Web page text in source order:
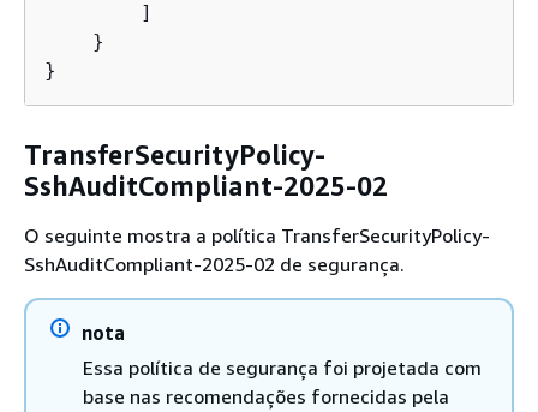
        ]
    }
}
TransferSecurityPolicy-
SshAuditCompliant-2025-02
O seguinte mostra a política TransferSecurityPolicy-
SshAuditCompliant-2025-02 de segurança.
nota
Essa política de segurança foi projetada com
base nas recomendações fornecidas pela